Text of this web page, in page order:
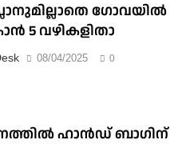
ഗോവയില്‍
5 വഴികളിതാ
08/04/2025 0
ഹാൻഡ് ബാഗിന്